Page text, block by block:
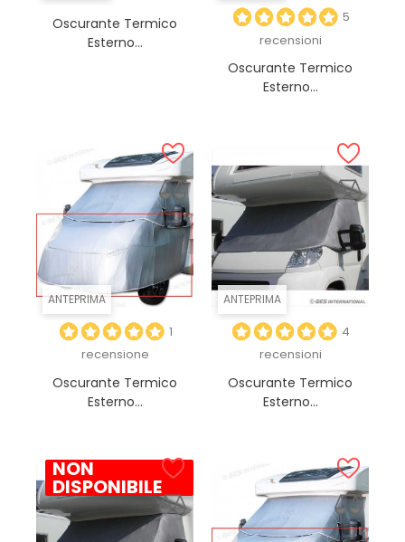
Oscurante Termico
Esterno...
5
recensioni
Oscurante Termico
Esterno...
ANTEPRIMA
1
recensione
Oscurante Termico
Esterno...
ANTEPRIMA
4
recensioni
Oscurante Termico
Esterno...
NON
DISPONIBILE